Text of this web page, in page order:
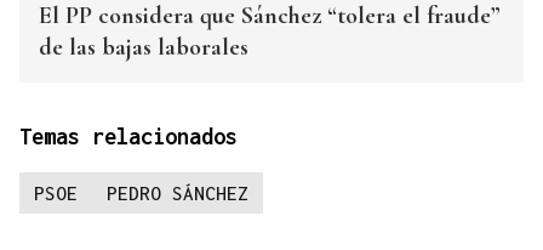
El PP considera que Sánchez “tolera el fraude”
de las bajas laborales
Temas relacionados
PSOE PEDRO SÁNCHEZ